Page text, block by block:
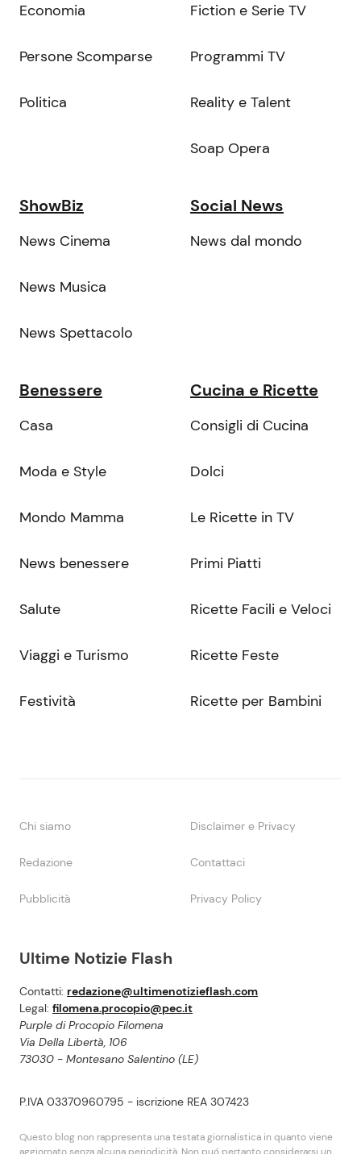
Ultime Notizie Flash
Contatti: redazione@ultimenotizieflash.com
Legal: filomena.procopio@pec.it
Purple di Procopio Filomena
Via Della Libertà, 106
73030 - Montesano Salentino (LE)
P.IVA 03370960795 - iscrizione REA 307423
Questo blog non rappresenta una testata giornalistica in quanto viene
Economia
Persone Scomparse
Politica
Fiction e Serie TV
Programmi TV
Reality e Talent
Soap Opera
ShowBiz
News Cinema
News Musica
News Spettacolo
Social News
News dal mondo
Benessere
Casa
Moda e Style
Mondo Mamma
News benessere
Salute
Viaggi e Turismo
Festività
Cucina e Ricette
Consigli di Cucina
Dolci
Le Ricette in TV
Primi Piatti
Ricette Facili e Veloci
Ricette Feste
Ricette per Bambini
Chi siamo Disclaimer e Privacy
Redazione Contattaci
Pubblicità Privacy Policy